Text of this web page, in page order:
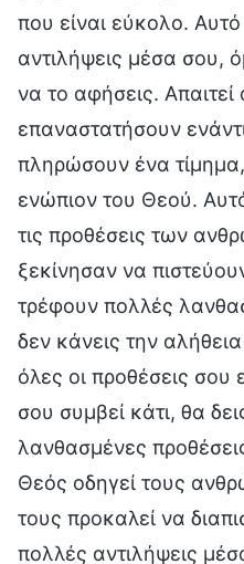
που είναι εύκολο. Αυτό
αντιλήψεις μέσα σου,
να το αφήσεις.
επαναστατήσουν
πληρώσουν ένα
ενώπιον του Θεού.
τις προθέσεις των
ξεκίνησαν να
τρέφουν πολλές
δεν κάνεις την
όλες οι προθέσεις σου
σου συμβεί κάτι, θα
λανθασμένες
Θεός οδηγεί τους
τους προκαλεί να
πολλές αντιλήψεις